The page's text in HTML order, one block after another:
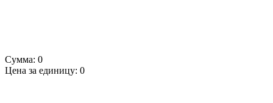
Сумма: 0
Цена за единицу: 0